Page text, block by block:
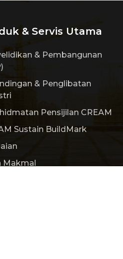
& Servis Utama
& Pembangunan
& Penglibatan
Pensijilan CREAM
Sustain BuildMark
Makmal